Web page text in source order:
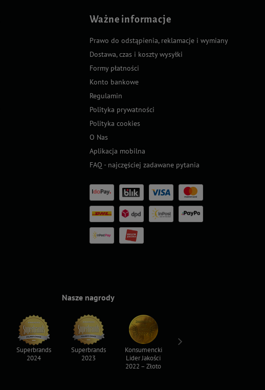
Ważne informacje
Prawo do odstąpienia, reklamacje i wymiany
Dostawa, czas i koszty wysyłki
Formy płatności
Konto bankowe
Regulamin
Polityka prywatności
Polityka cookies
O Nas
Aplikacja mobilna
FAQ - najczęściej zadawane pytania
Nasze nagrody
Superbrands
2024
Superbrands
2023
Konsumencki
Lider Jakości
2022 – Złoto